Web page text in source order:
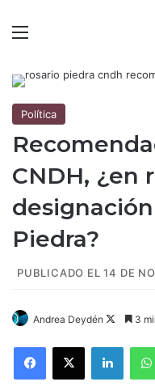
Política
CNDH, ¿en
Piedra?
PUBLICADO EL 14 DE
Andrea Deydén
l
3